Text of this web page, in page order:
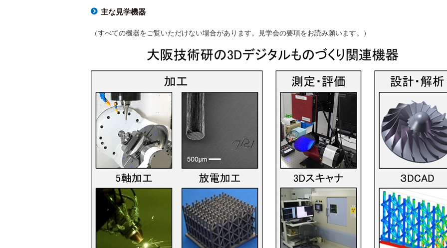
主な見学機器
（すべての機器をご覧いただけない場合があります。見学会の要項をお読み願います。）